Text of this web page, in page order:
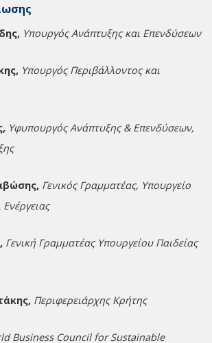
Υπουργός Ανάπτυξης και Επενδύσεων
Υπουργός Περιβάλλοντος και
Υφυπουργός Ανάπτυξης & Επενδύσεων,
Γενικός Γραμματέας, Υπουργείο
Γενική Γραμματέας Υπουργείου Παιδείας
Περιφερειάρχης Κρήτης
Business Council for Sustainable